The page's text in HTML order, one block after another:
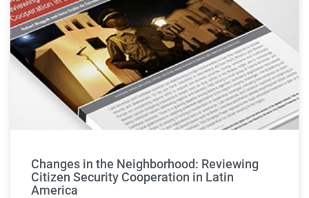
Changes in the Neighborhood: Reviewing
Citizen Security Cooperation in Latin
America